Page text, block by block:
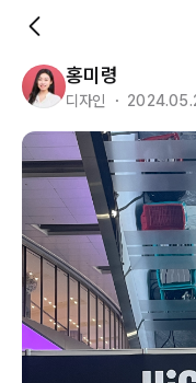
홍미령
디자인 ・